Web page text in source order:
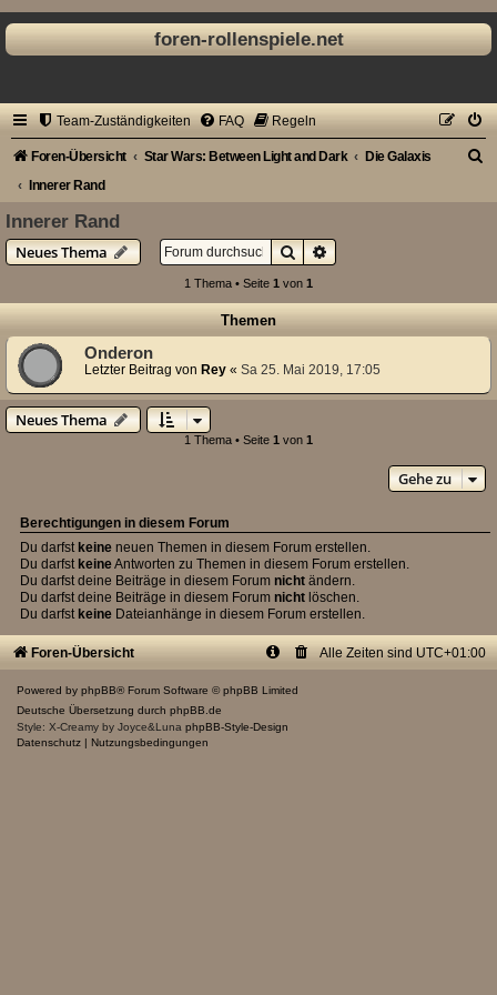
foren-rollenspiele.net
Team-Zuständigkeiten FAQ Regeln
Foren-Übersicht Star Wars: Between Light and Dark
Die Galaxis
Innerer Rand
Innerer Rand
Neues Thema
SucheErweiterte Suche
1 Thema • Seite 1 von 1
Themen
Onderon
Letzter Beitrag von Rey « Sa 25. Mai 2019, 17:05
Neues Thema
1 Thema • Seite 1 von 1
Gehe zu
Berechtigungen in diesem Forum
Du darfst keine neuen Themen in diesem Forum erstellen.
Du darfst keineAntworten zu Themen in diesem Forum erstellen.
Du darfst deine Beiträge in diesem Forum nicht ändern.
Du darfst deine Beiträge in diesem Forum nicht löschen.
Du darfst keine Dateianhänge in diesem Forum erstellen.
Foren-Übersicht Alle Zeiten sind UTC+01:00
Powered by phpBB® Forum Software © phpBB Limited
Deutsche Übersetzung durch phpBB.de
Style: X-Creamy by Joyce&Luna phpBB-Style-Design
Datenschutz | Nutzungsbedingungen